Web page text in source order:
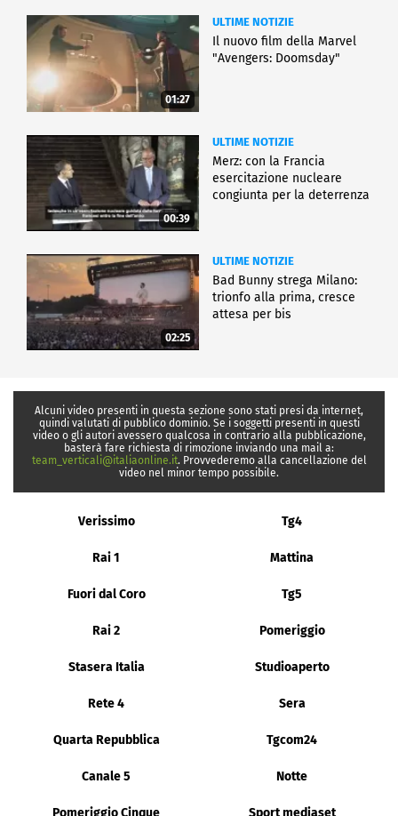
01:27
ULTIME NOTIZIE
Il nuovo film della Marvel
"Avengers: Doomsday"
00:39
ULTIME NOTIZIE
Merz: con la Francia
esercitazione nucleare
congiunta per la deterrenza
02:25
ULTIME NOTIZIE
Bad Bunny strega Milano:
trionfo alla prima, cresce
attesa per bis
Alcuni video presenti in questa sezione sono stati presi da internet,
quindi valutati di pubblico dominio. Se i soggetti presenti in questi
video o gli autori avessero qualcosa in contrario alla pubblicazione,
basterà fare richiesta di rimozione inviando una mail a:
team_verticali@italiaonline.it. Provvederemo alla cancellazione del
video nel minor tempo possibile.
Verissimo Tg4
Rai 1 Mattina
Fuori dal Coro Tg5
Rai 2 Pomeriggio
Stasera Italia Studioaperto
Rete 4 Sera
Quarta Repubblica Tgcom24
Canale 5 Notte
Pomeriggio Cinque Sport mediaset